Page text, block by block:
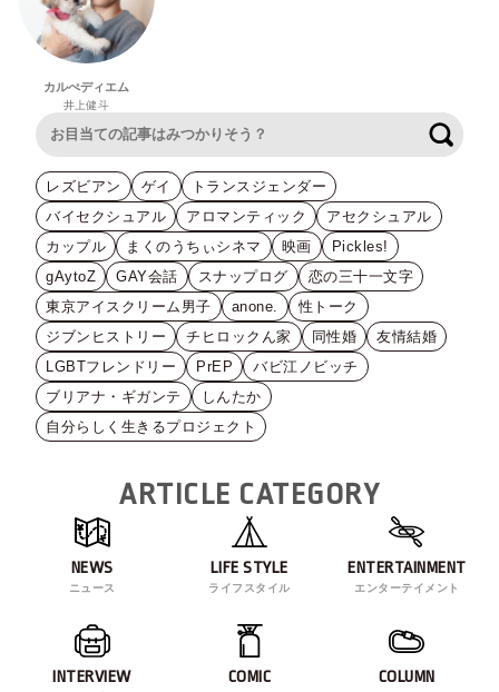
カルぺディエム
井上健斗
レズビアン ゲイ
トランスジェンダー
バイセクシュアル
アロマンティック
アセクシュアル
カップル
まくのうちぃシネマ 映画
Pickles!
gAytoZ
GAY会話 スナップログ
恋の三十一文字
東京アイスクリーム男子
anone.
性トーク
ジブンヒストリー
チヒロックん家 同性婚
友情結婚
LGBTフレンドリー
PrEP
バビ江ノビッチ
ブリアナ・ギガンテ
しんたか
自分らしく生きるプロジェクト
ARTICLE CATEGORY
NEWS
ニュース
LIFE STYLE
ライフスタイル
ENTERTAINMENT
エンターテイメント
INTERVIEW COMIC COLUMN